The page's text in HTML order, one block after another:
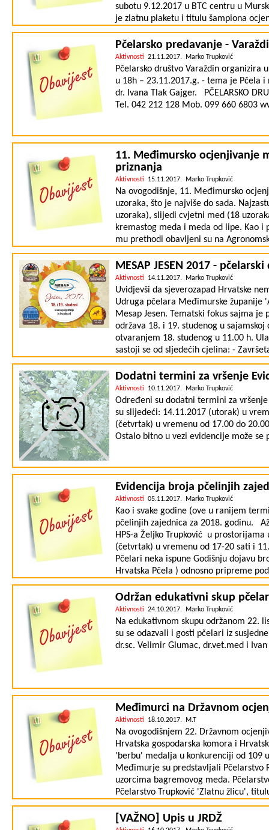
subotu 9.12.2017 u BTC centru u
je zlatnu plaketu i titulu šampiona
32. Pčelarstvo Trupković iz Novog
osvojenih 31,80 bodova. Radiković
osvojenih 27,68 bodova.
Pčelarsko predavanje -
Aktivnosti 21.11.2017. Marko Trupković
Pčelarsko društvo Varaždin organizira
u 18h – 23.11.2017.g. - tema je Pčela
dr. Ivana Tlak Gajger. PČELARSKO
Tel. 042 212 128 Mob. 099 660 6803
11. Međimursko ocjenjivanje
priznanja
Aktivnosti 15.11.2017. Marko Trupković
Na ovogodišnje, 11. Međimursko
uzoraka, što je najviše do sada.
uzoraka), slijedi cvjetni med (18
kremastog meda i meda od lipe. Kao
mu prethodi obavljeni su na
ribarstvo, pčelarstvo, lovstvo i
povjerenstvo u sastavu: prof. dr. sc
sc Lidija Svečnjak, te dr. sc. Saša
zaključiti da kvaliteta međimurskih
državnim i međunarodnim
priznanja obaviti će se 18. studenog u
otvorenja sajma u 11.00 sati.
Agronomskom fakultetu na izvršenom
financijskoj podršci projekta. Prema
donirati će se u humanitarne svrhe.
( https://drive.google.com/
MESAP JESEN 2017 - pčelarski
Aktivnosti 14.11.2017. Marko Trupković
Uvidjevši da sjeverozapad Hrvatske
Udruga pčelara Međimurske županije
Mesap Jesen. Tematski fokus sajma
održava 18. i 19. studenog u
otvaranjem 18. studenog u 11.00 h.
sastoji se od sljedećih cjelina: -
studeni u 11:30 h) Nakon otvorenja
11. Međimurskog ocjenjivanja meda i
izloženi nagrađeni medovi, a neki od
najveće je do sada. - Edukacijski dio
će održana dva stručna predavanja.
temom 'Med i drugi pčelinji proizvodi',
u funkciji sprečavanja pčelinjih
opreme na sajmu će biti prisutni
(popis će biti nadopunjen). Također,
Nadamo se prezentirati međimursko
kvalitetom definitivno zaslužuje.
Dodatni termini za vršenje
Aktivnosti 10.11.2017. Marko Trupković
Određeni su dodatni termini za
su slijedeći: 14.11.2017 (utorak) u
(četvrtak) u vremenu od 17.00 do
Ostalo bitno u vezi evidencije može
Evidencija broja pčelinjih
Aktivnosti 05.11.2017. Marko Trupković
Kao i svake godine (ove u ranijem
pčelinjih zajednica za 2018. godinu.
HPS-a Željko Trupković u
(četvrtak) u vremenu od 17-20 sati i
Pčelari neka ispune Godišnju dojavu
Hrvatska Pčela ) odnosno pripreme
računa …). Pčelari koje treba upisati
prijaviti u zadanim terminima ili se
oko termina snimanja lokacije
pčelare je cijena 2,5 kn pčelinjoj
spomenuti mob. u večernjim
Održan edukativni skup
Aktivnosti 24.10.2017. Marko Trupković
Na edukativnom skupu održanom 22.
su se odazvali i gosti pčelari iz
dr.sc. Velimir Glumac, dr.vet.med i Ivan
Međimurci na Državnom
Aktivnosti 18.10.2017. M.T
Na ovogodišnjem 22. Državnom
Hrvatska gospodarska komora i
'berbu' medalja u konkurenciji od 109
Međimurje su predstavljali Pčelarstvo
uzorcima bagremovog meda.
Pčelarstvo Trupković 'Zlatnu žlicu',
pobjednika ocjenjivanja'. Po prvi puta
definitivno je još jednom potvrđena
[VAŽNO] Upis u JRDŽ